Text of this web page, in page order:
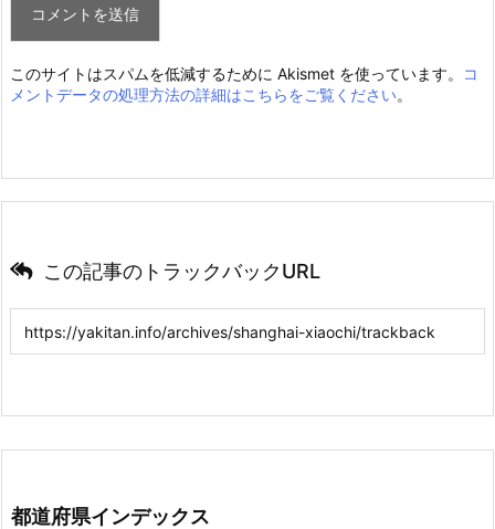
このサイトはスパムを低減するために Akismet を使っています。
コ
メントデータの処理方法の詳細はこちらをご覧ください。
この記事のトラックバックURL
都道府県インデックス